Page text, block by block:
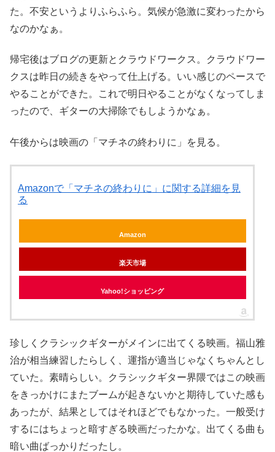
た。不安というよりふらふら。気候が急激に変わったから
なのかなぁ。
帰宅後はブログの更新とクラウドワークス。クラウドワー
クスは昨日の続きをやって仕上げる。いい感じのペースで
やることができた。これで明日やることがなくなってしま
ったので、ギターの大掃除でもしようかなぁ。
午後からは映画の「マチネの終わりに」を見る。
Amazonで「マチネの終わりに」に関する詳細を見
る
Amazon
楽天市場
Yahoo!ショッピング
珍しくクラシックギターがメインに出てくる映画。福山雅
治が相当練習したらしく、運指が適当じゃなくちゃんとし
ていた。素晴らしい。クラシックギター界隈ではこの映画
をきっかけにまたブームが起きないかと期待していた感も
あったが、結果としてはそれほどでもなかった。一般受け
するにはちょっと暗すぎる映画だったかな。出てくる曲も
暗い曲ばっかりだったし。